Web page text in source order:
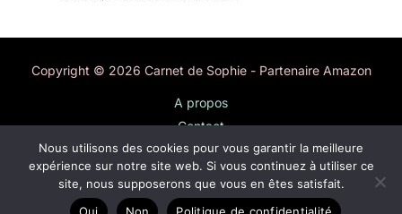
Copyright © 2026 Carnet de Sophie - Partenaire Amazon
A propos
Contact
Plan du site
Mentions légales
Politique de confidentialité
Nous utilisons des cookies pour vous garantir la meilleure
expérience sur notre site web. Si vous continuez à utiliser ce
site, nous supposerons que vous en êtes satisfait.
Oui
Non Politique de confidentialité